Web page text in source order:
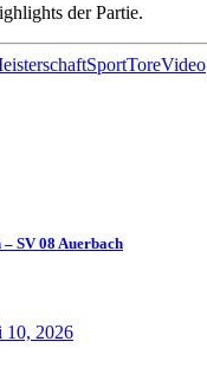
der Partie.
SportToreVideo
SV 08 Auerbach
10, 2026